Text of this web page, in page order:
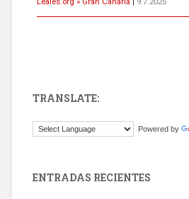
El ayuntamiento se va a llevar a Los
TRANSLATE:
Powered by
ENTRADAS RECIENTES